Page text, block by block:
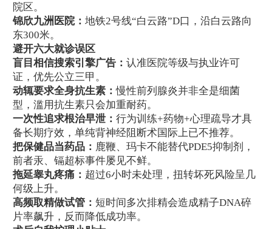
院区。
锦欣九洲医院： 地铁2号线“白云路”D口，沿白云路向
东300米。
避开六大就诊误区
盲目相信搜索引擎广告： 认准医院等级与执业许可
证，优先公立三甲。
动辄要求全身抗生素：慢性前列腺炎并非全是细菌
型，滥用抗生素只会加重耐药。
一次性追求根治早泄： 行为训练+药物+心理疏导才具
备长期疗效，单纯背神经阻断术国际上已不推荐。
把保健品当药品： 鹿鞭、玛卡不能替代PDE5抑制剂，
前者汞、镉超标事件屡见不鲜。
拖延睾丸疼痛： 超过6小时未处理，扭转坏死风险呈几
何级上升。
高频取精做试管： 短时间多次排精会造成精子DNA碎
片率飙升，反而降低成功率。